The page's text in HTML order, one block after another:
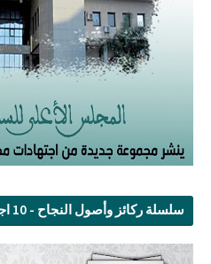
سلسلة ركائز وأصول النجاح - 10 اجزاء - القضاء المحاماة ...